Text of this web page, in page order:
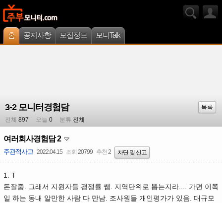
홈 공지사항 모집정보 모니Talk
3-2 모니터경험담
목록
전체 897 오늘 0 분류 전체
여러회사경험담 2
주관적사고 2022.04.15 조회 20799 추천 2 차단 및 신고
1. T
돈잘줌. 그래서 지원자들 경쟁률 쌤. 지역단위로 뽑는지라.... 가면 이쪽
일 하는 동내 알만한 사람 다 만남. 조사원들 개인평가가 있음. 대규모